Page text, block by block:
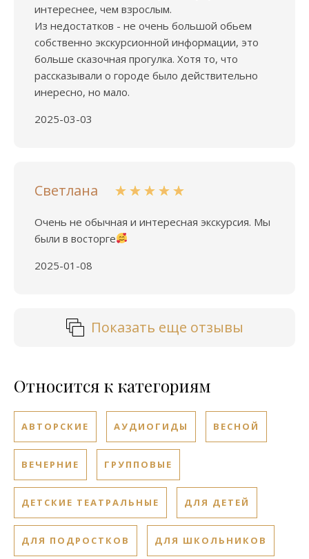
интереснее, чем взрослым.
Из недостатков - не очень большой обьем
собственно экскурсионной информации, это
больше сказочная прогулка. Хотя то, что
рассказывали о городе было действительно
инересно, но мало.
2025-03-03
Светлана
Очень не обычная и интересная экскурсия. Мы
были в восторге
2025-01-08
Показать еще отзывы
Относится к категориям
АВТОРСКИЕ АУДИОГИДЫ ВЕСНОЙ
ВЕЧЕРНИЕ ГРУППОВЫЕ
ДЕТСКИЕ ТЕАТРАЛЬНЫЕ ДЛЯ ДЕТЕЙ
ДЛЯ ПОДРОСТКОВ ДЛЯ ШКОЛЬНИКОВ